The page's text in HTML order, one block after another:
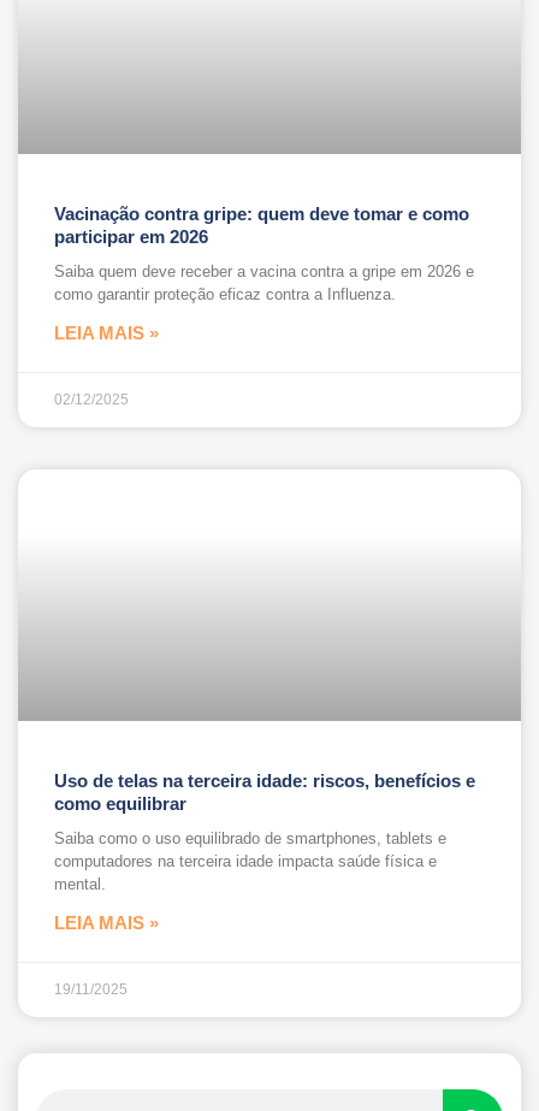
Vacinação contra gripe: quem deve tomar e como
participar em 2026
Saiba quem deve receber a vacina contra a gripe em 2026 e
como garantir proteção eficaz contra a Influenza.
LEIA MAIS »
02/12/2025
Uso de telas na terceira idade: riscos, benefícios e
como equilibrar
Saiba como o uso equilibrado de smartphones, tablets e
computadores na terceira idade impacta saúde física e
mental.
LEIA MAIS »
19/11/2025